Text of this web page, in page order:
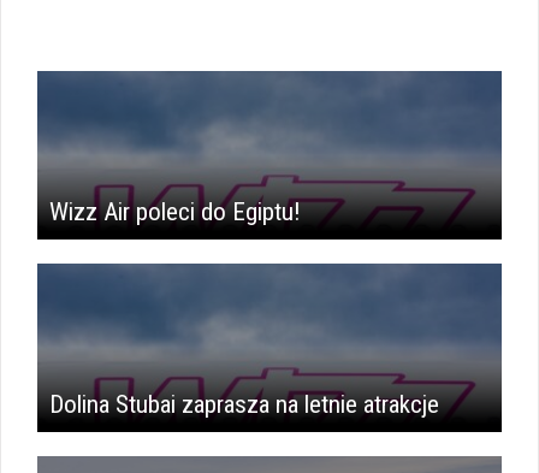
Wizz Air poleci do Egiptu!
Dolina Stubai zaprasza na letnie atrakcje